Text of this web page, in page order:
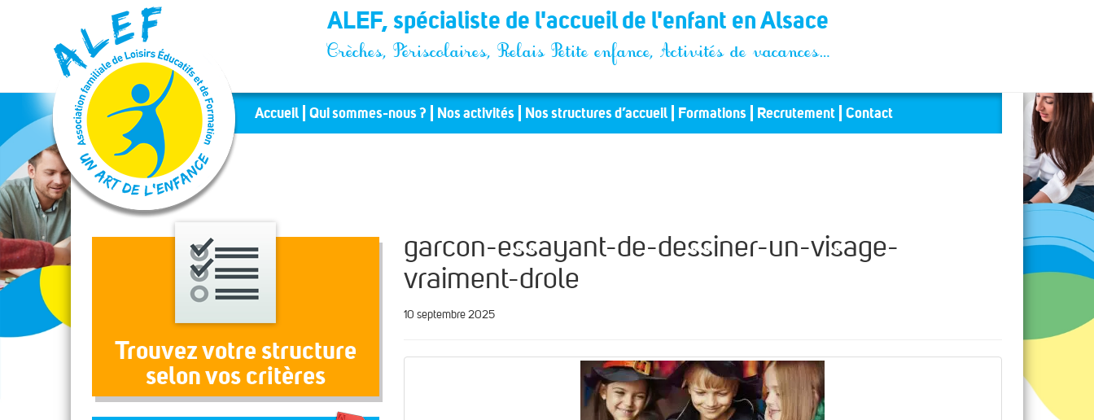
Panneau de gestion des cookies ALEF, spécialiste de l'accueil de l'enfant en Alsace
Crèches, Périscolaires, Relais Petite enfance, Activités de vacances…
Accueil Qui sommes-nous ? Nos activités Nos structures d’accueil Formations Recrutement Contact
Trouvez votre structure
selon vos critères
garcon-essayant-de-dessiner-un-visage-
vraiment-drole
10 septembre 2025